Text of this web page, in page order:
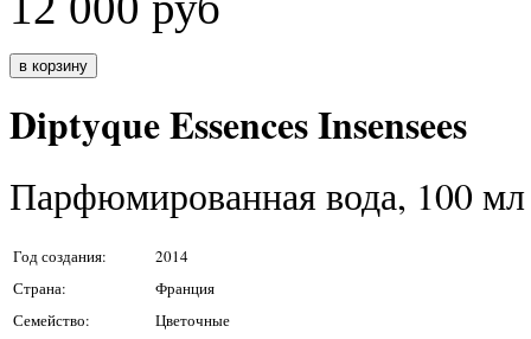
Diptyque Essences Insensees
Парфюмированная вода, 100 мл
Год создания:
2014
Страна:
Франция
Семейство:
Цветочные